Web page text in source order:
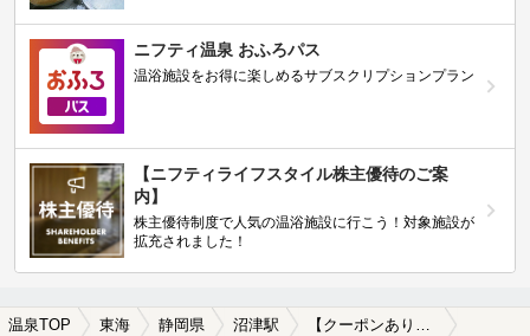
ニフティ温泉 おふろパス
温浴施設をお得に楽しめるサブスクリプションプラン
【ニフティライフスタイル株主優待のご案
内】
株主優待制度で人気の温浴施設に行こう！対象施設が
拡充されました！
温泉TOP 東海 静岡県 沼津駅 【クーポンあり】女子旅・女子会におすすめの沼津駅近くの温泉、日帰り温泉、スーパー銭湯おすすめ